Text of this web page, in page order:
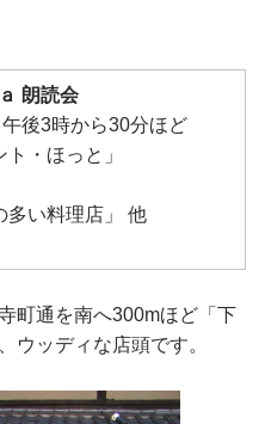
朗読会
後3時から30分ほど
・ほっと」
多い料理店」 他
町通を南へ300mほど「下
ウッディな店頭です。